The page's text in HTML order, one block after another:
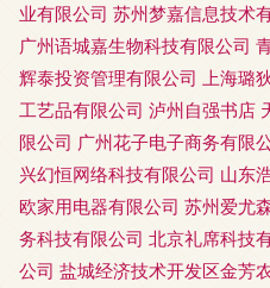
业有限公司 苏州梦嘉信息技术
广州语城嘉生物科技有限公司
辉泰投资管理有限公司 上海璐
工艺品有限公司 泸州自强书店
限公司 广州花子电子商务有限
兴幻恒网络科技有限公司 山东
欧家用电器有限公司 苏州爱尤
务科技有限公司 北京礼席科技
公司 盐城经济技术开发区金芳